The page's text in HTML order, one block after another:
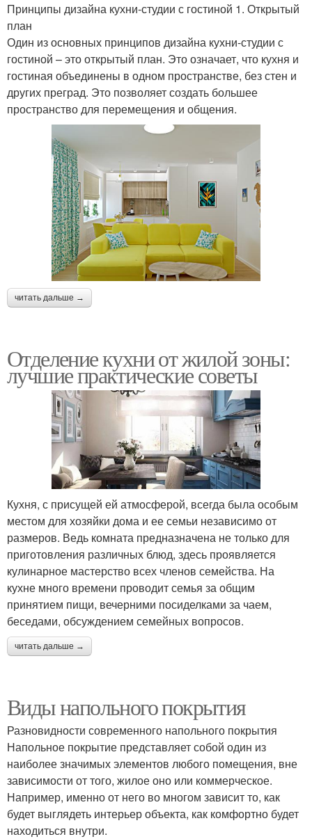
Принципы дизайна кухни-студии с гостиной 1. Открытый
план
Один из основных принципов дизайна кухни-студии с
гостиной – это открытый план. Это означает, что кухня и
гостиная объединены в одном пространстве, без стен и
других преград. Это позволяет создать большее
пространство для перемещения и общения.
читать дальше →
Отделение кухни от жилой зоны:
лучшие практические советы
Кухня, с присущей ей атмосферой, всегда была особым
местом для хозяйки дома и ее семьи независимо от
размеров. Ведь комната предназначена не только для
приготовления различных блюд, здесь проявляется
кулинарное мастерство всех членов семейства. На
кухне много времени проводит семья за общим
принятием пищи, вечерними посиделками за чаем,
беседами, обсуждением семейных вопросов.
читать дальше →
Виды напольного покрытия
Разновидности современного напольного покрытия
Напольное покрытие представляет собой один из
наиболее значимых элементов любого помещения, вне
зависимости от того, жилое оно или коммерческое.
Например, именно от него во многом зависит то, как
будет выглядеть интерьер объекта, как комфортно будет
находиться внутри.